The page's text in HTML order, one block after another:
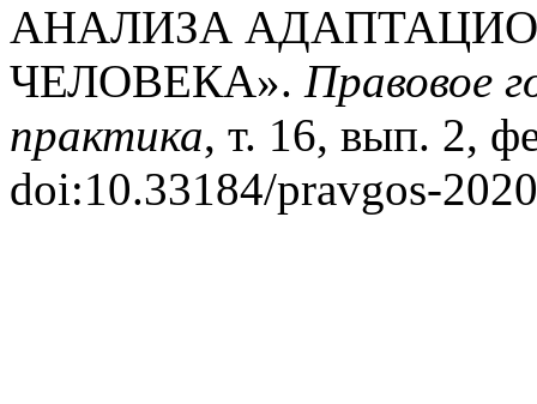
АНАЛИЗА
ЧЕЛОВЕКА». Правовое
практика, т. 16, вып. 2,
doi:10.33184/pravgos-